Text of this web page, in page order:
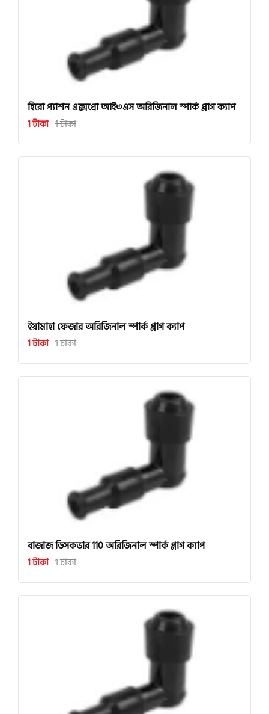
হিরো প্যাশন এক্সপ্রো আই৩এস অরিজিনাল স্পার্ক প্লাগ ক্যাপ
1 টাকা 1 টাকা
ইয়ামাহা ফেজার অরিজিনাল স্পার্ক প্লাগ ক্যাপ
1 টাকা 1 টাকা
বাজাজ ডিসকভার 110 অরিজিনাল স্পার্ক প্লাগ ক্যাপ
1 টাকা 1 টাকা